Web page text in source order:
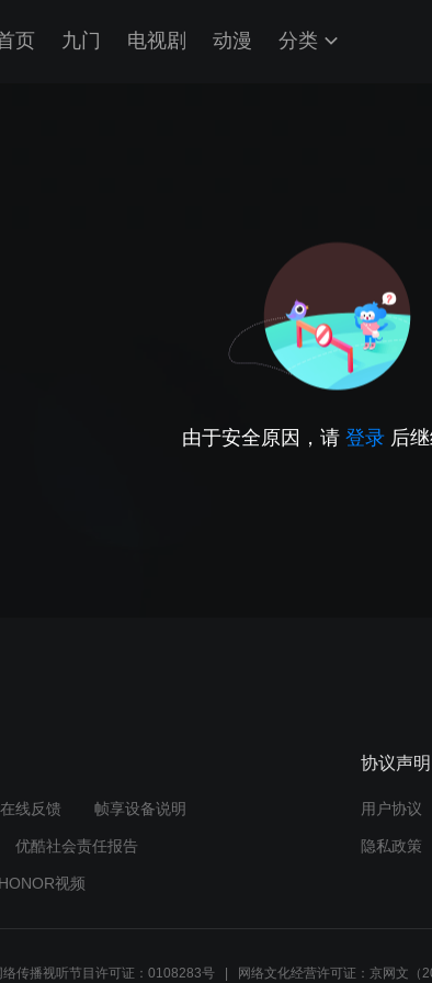
页 九门 电视剧 动漫 分类
由于安全原因，请 登录 后
在线反馈 帧享设备说明
优酷社会责任报告
HONOR视频
协议声明
用户协议
隐私政策
络传播视听节目许可证：0108283号 网络文化经营许可证：京网文（